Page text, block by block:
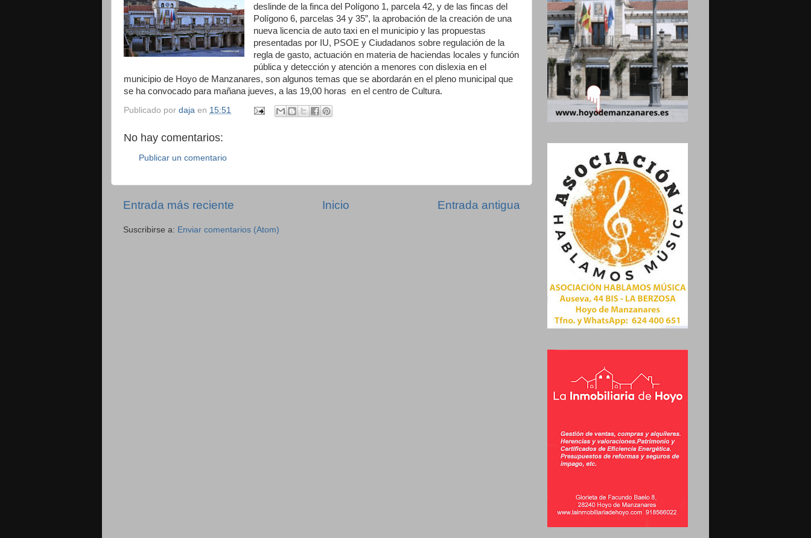
deslinde de la finca del Polígono 1, parcela 42, y de las fincas del
Polígono 6, parcelas 34 y 35”, la aprobación de la creación de una
nueva licencia de auto taxi en el municipio y las propuestas
presentadas por IU, PSOE y Ciudadanos sobre regulación de la
regla de gasto, actuación en materia de haciendas locales y función
pública y detección y atención a menores con dislexia en el
municipio de Hoyo de Manzanares, son algunos temas que se abordarán en el pleno municipal que
se ha convocado para mañana jueves, a las 19,00 horas en el centro de Cultura.
Publicado por daja en 15:51
No hay comentarios:
Publicar un comentario
Entrada más reciente Entrada antigua
Inicio
Suscribirse a: Enviar comentarios (Atom)